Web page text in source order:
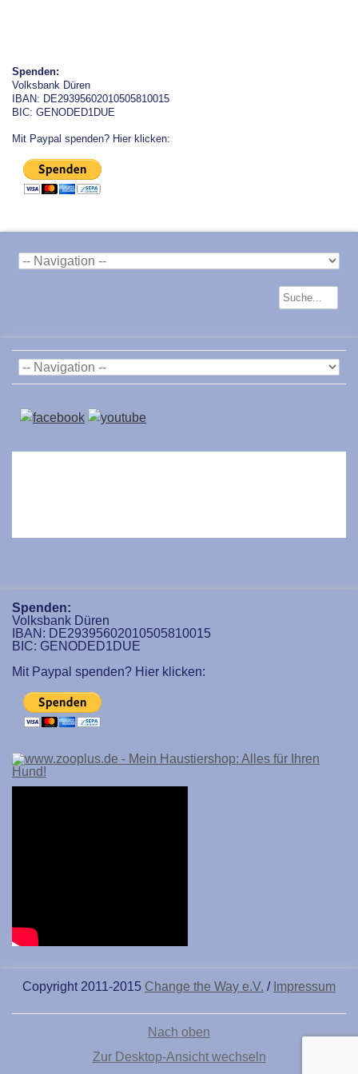
Spenden:
Volksbank Düren
IBAN: DE29395602010505810015
BIC: GENODED1DUE
Mit Paypal spenden? Hier klicken:
Spenden:
Volksbank Düren
IBAN: DE29395602010505810015
BIC: GENODED1DUE
Mit Paypal spenden? Hier klicken:
Copyright 2011-2015 Change the Way e.V. / Impressum
Nach oben
Zur Desktop-Ansicht wechseln